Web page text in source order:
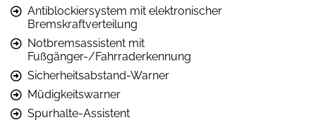
Antiblockiersystem mit elektronischer
Bremskraftverteilung
Notbremsassistent mit
Fußgänger-/Fahrraderkennung
Sicherheitsabstand-Warner
Müdigkeitswarner
Spurhalte-Assistent